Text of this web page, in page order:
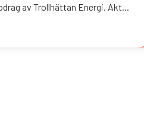
av Trollhättan Energi. Akt...